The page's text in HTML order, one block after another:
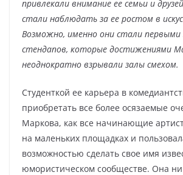
привлекали внимание ее семьи и
стали наблюдать за ее ростом в
Возможно, именно они стали первыми
стендапов, которые достижениями
неоднократно взрывали залы смехом.
Студенткой ее карьера в
приобретать все более осязаемые
Маркова, как все начинающие
на маленьких площадках и
возможностью сделать свое имя
юмористическом сообществе. Она